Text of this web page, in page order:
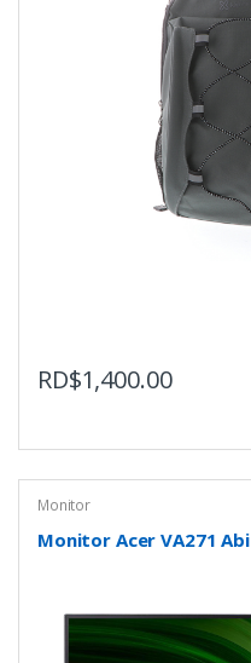
RD$1,400.00
Monitor
Monitor Acer VA271 Abi